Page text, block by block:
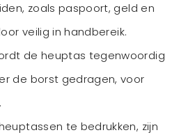
zoals paspoort, geld en
veilig in handbereik.
de heuptas tegenwoordig
de borst gedragen, voor
te bedrukken, zijn